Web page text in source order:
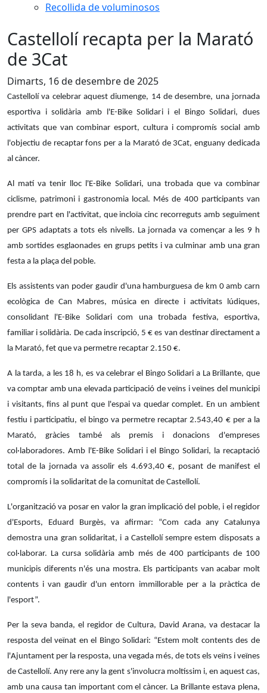
Recollida de voluminosos
Castellolí recapta per la Marató
de 3Cat
Dimarts, 16 de desembre de 2025
Castellolí va celebrar aquest diumenge, 14 de desembre, una jornada
esportiva i solidària amb l'E-Bike Solidari i el Bingo Solidari, dues
activitats que van combinar esport, cultura i compromís social amb
l'objectiu de recaptar fons per a la Marató de 3Cat, enguany dedicada
al càncer.
Al matí va tenir lloc l'E-Bike Solidari, una trobada que va combinar
ciclisme, patrimoni i gastronomia local. Més de 400 participants van
prendre part en l'activitat, que incloïa cinc recorreguts amb seguiment
per GPS adaptats a tots els nivells. La jornada va començar a les 9 h
amb sortides esglaonades en grups petits i va culminar amb una gran
festa a la plaça del poble.
Els assistents van poder gaudir d'una hamburguesa de km 0 amb carn
ecològica de Can Mabres, música en directe i activitats lúdiques,
consolidant l'E-Bike Solidari com una trobada festiva, esportiva,
familiar i solidària. De cada inscripció, 5 € es van destinar directament a
la Marató, fet que va permetre recaptar 2.150 €.
A la tarda, a les 18 h, es va celebrar el Bingo Solidari a La Brillante, que
va comptar amb una elevada participació de veïns i veïnes del municipi
i visitants, fins al punt que l'espai va quedar complet. En un ambient
festiu i participatiu, el bingo va permetre recaptar 2.543,40 € per a la
Marató, gràcies també als premis i donacions d'empreses
col·laboradores. Amb l'E-Bike Solidari i el Bingo Solidari, la recaptació
total de la jornada va assolir els 4.693,40 €, posant de manifest el
compromís i la solidaritat de la comunitat de Castellolí.
L'organització va posar en valor la gran implicació del poble, i el regidor
d'Esports, Eduard Burgès, va afirmar: “Com cada any Catalunya
demostra una gran solidaritat, i a Castellolí sempre estem disposats a
col·laborar. La cursa solidària amb més de 400 participants de 100
municipis diferents n'és una mostra. Els participants van acabar molt
contents i van gaudir d'un entorn immillorable per a la pràctica de
l'esport”.
Per la seva banda, el regidor de Cultura, David Arana, va destacar la
resposta del veïnat en el Bingo Solidari: “Estem molt contents des de
l'Ajuntament per la resposta, una vegada més, de tots els veïns i veïnes
de Castellolí. Any rere any la gent s'involucra moltíssim i, en aquest cas,
amb una causa tan important com el càncer. La Brillante estava plena,